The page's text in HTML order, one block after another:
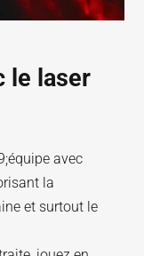
le laser
avec
la
et surtout le